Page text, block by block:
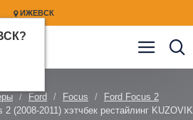
ИЖЕВСК
?
Ford Focus
Ford Focus 2
(2008-2011) хэтчбек рестайлинг KUZOVIK